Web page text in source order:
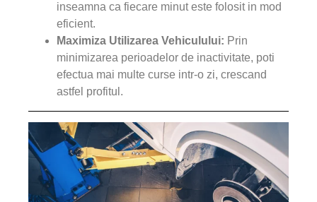
inseamna ca fiecare minut este folosit in mod
eficient.
Maximiza Utilizarea Vehiculului: Prin
minimizarea perioadelor de inactivitate, poti
efectua mai multe curse intr-o zi, crescand
astfel profitul.